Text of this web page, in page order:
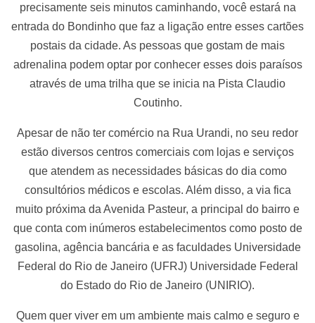
precisamente seis minutos caminhando, você estará na
entrada do Bondinho que faz a ligação entre esses cartões
postais da cidade. As pessoas que gostam de mais
adrenalina podem optar por conhecer esses dois paraísos
através de uma trilha que se inicia na Pista Claudio
Coutinho.
Apesar de não ter comércio na Rua Urandi, no seu redor
estão diversos centros comerciais com lojas e serviços
que atendem as necessidades básicas do dia como
consultórios médicos e escolas. Além disso, a via fica
muito próxima da Avenida Pasteur, a principal do bairro e
que conta com inúmeros estabelecimentos como posto de
gasolina, agência bancária e as faculdades Universidade
Federal do Rio de Janeiro (UFRJ) Universidade Federal
do Estado do Rio de Janeiro (UNIRIO).
Quem quer viver em um ambiente mais calmo e seguro e